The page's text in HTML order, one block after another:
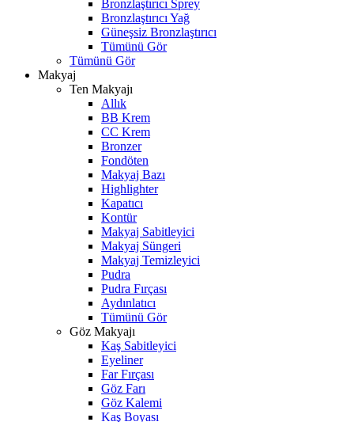
Bronzlaştırıcı Sprey
Bronzlaştırıcı Yağ
Güneşsiz Bronzlaştırıcı
Tümünü Gör
Tümünü Gör
Makyaj
Ten Makyajı
Allık
BB Krem
CC Krem
Bronzer
Fondöten
Makyaj Bazı
Highlighter
Kapatıcı
Kontür
Makyaj Sabitleyici
Makyaj Süngeri
Makyaj Temizleyici
Pudra
Pudra Fırçası
Aydınlatıcı
Tümünü Gör
Göz Makyajı
Kaş Sabitleyici
Eyeliner
Far Fırçası
Göz Farı
Göz Kalemi
Kaş Boyası